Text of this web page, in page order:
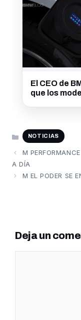
El CEO de
que los
CATEGORÍAS
NOTICIAS
M
A DÍA
M EL PODER SE
Deja un